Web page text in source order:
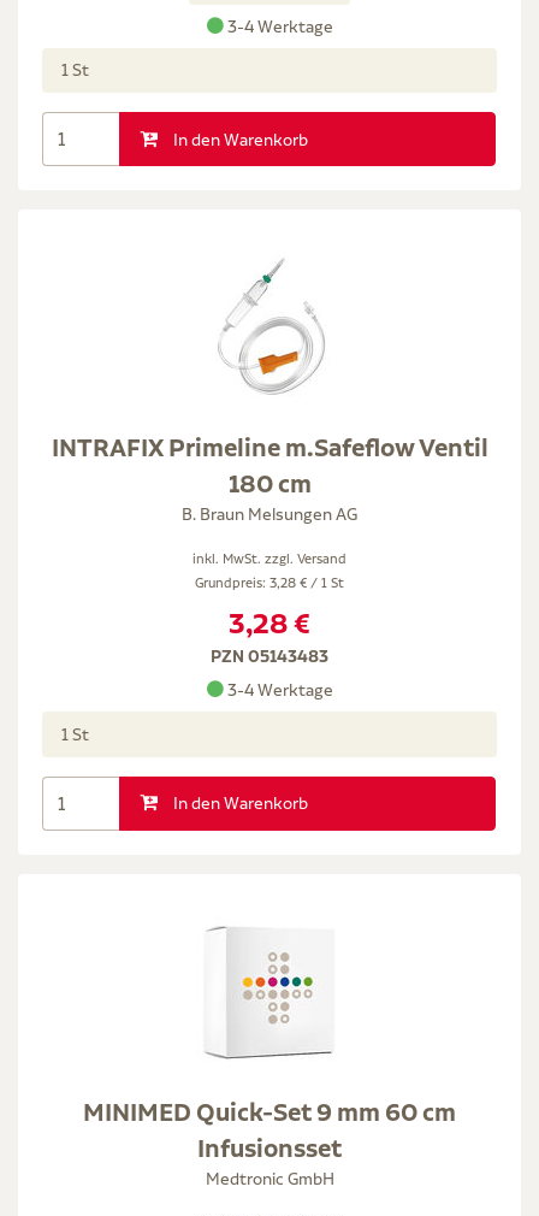
3-4 Werktage
1 St
In den Warenkorb
INTRAFIX Primeline m.Safeflow Ventil
180 cm
B. Braun Melsungen AG
inkl. MwSt. zzgl. Versand
Grundpreis: 3,28 € / 1 St
3,28 €
PZN 05143483
3-4 Werktage
1 St
In den Warenkorb
MINIMED Quick-Set 9 mm 60 cm
Infusionsset
Medtronic GmbH